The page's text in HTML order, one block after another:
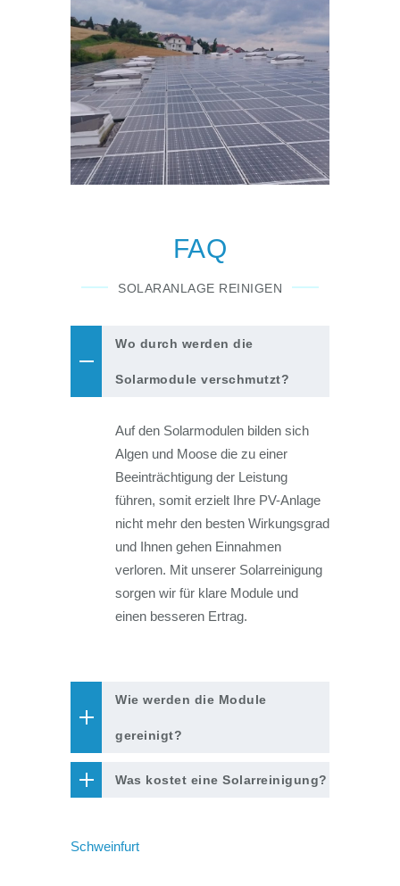
FAQ
SOLARANLAGE REINIGEN
Wo durch werden die
Solarmodule verschmutzt?
Auf den Solarmodulen bilden sich
Algen und Moose die zu einer
Beeinträchtigung der Leistung
führen, somit erzielt Ihre PV-Anlage
nicht mehr den besten Wirkungsgrad
und Ihnen gehen Einnahmen
verloren. Mit unserer Solarreinigung
sorgen wir für klare Module und
einen besseren Ertrag.
Wie werden die Module
gereinigt?
Was kostet eine Solarreinigung?
Schweinfurt